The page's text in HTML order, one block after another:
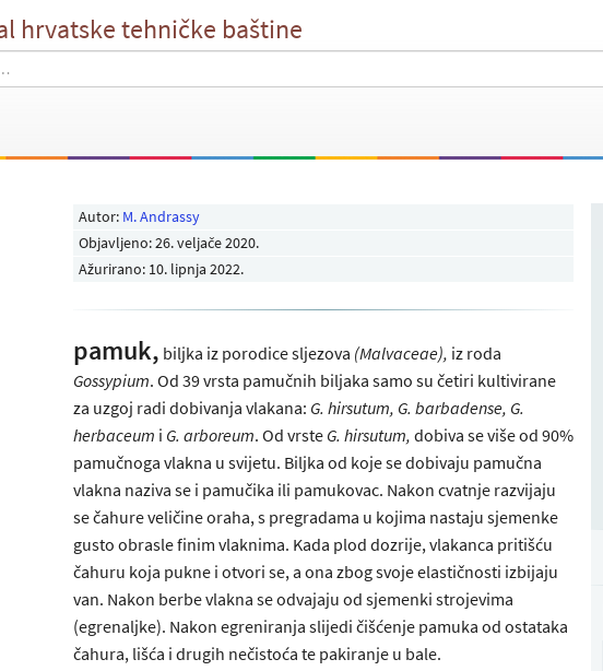
hrvatske tehničke baštine
Autor: M. Andrassy
Objavljeno:26. veljače 2020.
Ažurirano: 10. lipnja 2022.
pamuk, biljka iz porodice sljezova (Malvaceae), iz roda
Gossypium. Od 39 vrsta pamučnih biljaka samo su četiri kultivirane
za uzgoj radi dobivanja vlakana: G. hirsutum, G. barbadense, G.
herbaceum i G. arboreum. Od vrste G. hirsutum, dobiva se više od 90%
pamučnoga vlakna u svijetu. Biljka od koje se dobivaju pamučna
vlakna naziva se i pamučika ili pamukovac. Nakon cvatnje razvijaju
se čahure veličine oraha, s pregradama u kojima nastaju sjemenke
gusto obrasle finim vlaknima. Kada plod dozrije, vlakanca pritišću
čahuru koja pukne i otvori se, a ona zbog svoje elastičnosti izbijaju
van. Nakon berbe vlakna se odvajaju od sjemenki strojevima
(egrenaljke). Nakon egreniranja slijedi čišćenje pamuka od ostataka
čahura, lišća i drugih nečistoća te pakiranje u bale.